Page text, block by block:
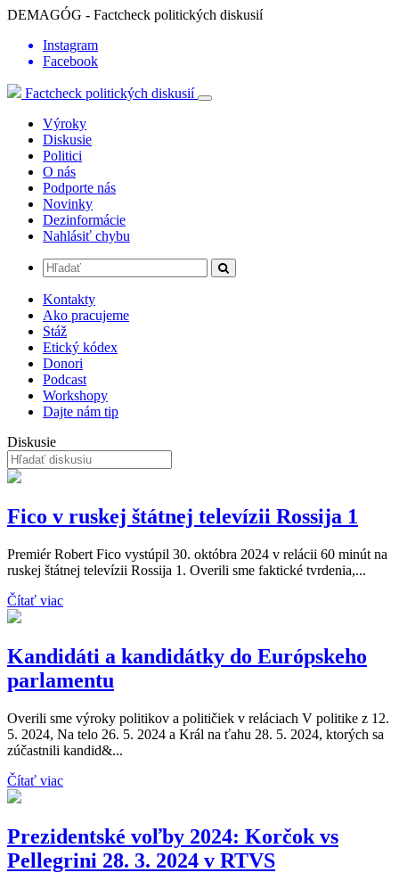
DEMAGÓG - Factcheck politických diskusií
Instagram
Facebook
Factcheck politických diskusií
Výroky
Diskusie
Politici
O nás
Podporte nás
Novinky
Dezinformácie
Nahlásiť chybu
Kontakty
Ako pracujeme
Stáž
Etický kódex
Donori
Podcast
Workshopy
Dajte nám tip
Diskusie
Fico v ruskej štátnej televízii Rossija 1
Premiér Robert Fico vystúpil 30. októbra 2024 v relácii 60 minút na
ruskej štátnej televízii Rossija 1. Overili sme faktické tvrdenia,...
Čítať viac
Kandidáti a kandidátky do Európskeho
parlamentu
Overili sme výroky politikov a političiek v reláciach V politike z 12.
5. 2024, Na telo 26. 5. 2024 a Král na ťahu 28. 5. 2024, ktorých sa
zúčastnili kandid&...
Čítať viac
Prezidentské voľby 2024: Korčok vs
Pellegrini 28. 3. 2024 v RTVS